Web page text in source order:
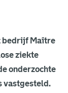
bedrijf Maître
ziekte
onderzochte
vastgesteld.